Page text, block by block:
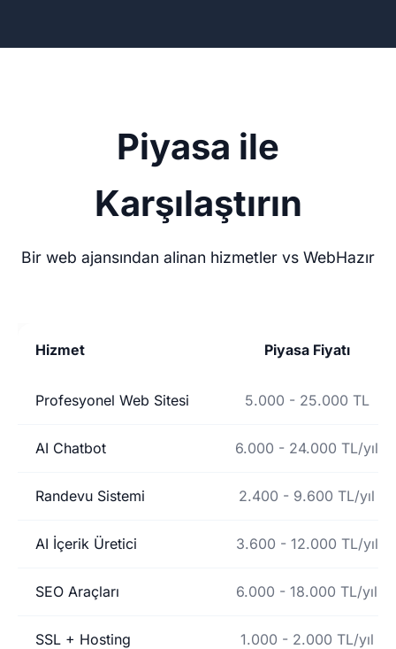
Piyasa ile
Karşılaştırın
Bir web ajansından alinan hizmetler vs WebHazır
Hizmet Piyasa Fiyatı
Profesyonel Web Sitesi 5.000 - 25.000 TL
AI Chatbot 6.000 - 24.000 TL/yıl
Randevu Sistemi 2.400 - 9.600 TL/yıl
AI İçerik Üretici 3.600 - 12.000 TL/yıl
SEO Araçları 6.000 - 18.000 TL/yıl
SSL + Hosting 1.000 - 2.000 TL/yıl